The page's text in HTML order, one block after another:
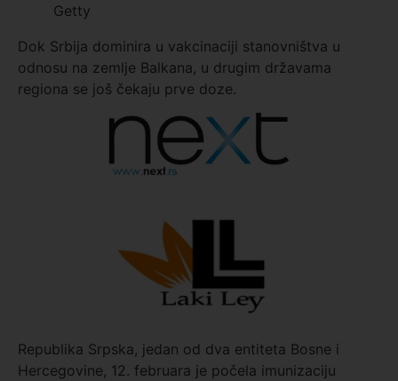
Getty
Dok Srbija dominira u vakcinaciji stanovništva u
odnosu na zemlje Balkana, u drugim državama
regiona se još čekaju prve doze.
Republika Srpska, jedan od dva entiteta Bosne i
Hercegovine, 12. februara je počela imunizaciju